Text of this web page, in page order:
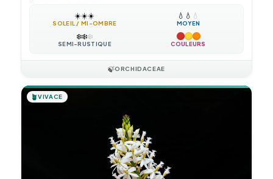
☀️☀️☀️
SOLEIL / MI-OMBRE
💧 💧 💧
MOYEN
❄️❄️❄️
SEMI-RUSTIQUE COULEURS
🍃ORCHIDACEAE
🪴VIVACE